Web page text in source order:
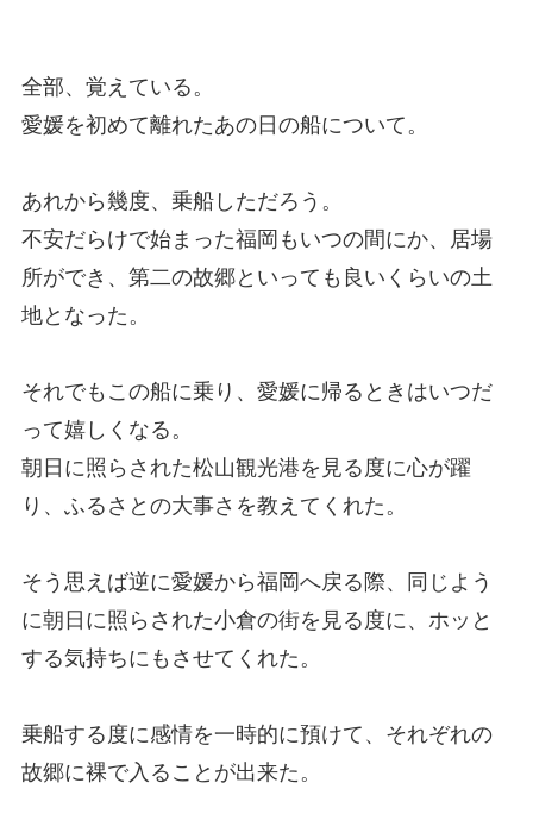
全部、覚えている。
愛媛を初めて離れたあの日の船について。
あれから幾度、乗船しただろう。
不安だらけで始まった福岡もいつの間にか、居場
所ができ、第二の故郷といっても良いくらいの土
地となった。
それでもこの船に乗り、愛媛に帰るときはいつだ
って嬉しくなる。
朝日に照らされた松山観光港を見る度に心が躍
り、ふるさとの大事さを教えてくれた。
そう思えば逆に愛媛から福岡へ戻る際、同じよう
に朝日に照らされた小倉の街を見る度に、ホッと
する気持ちにもさせてくれた。
乗船する度に感情を一時的に預けて、それぞれの
故郷に裸で入ることが出来た。